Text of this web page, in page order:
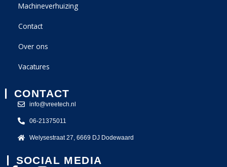
Machineverhuizing
Contact
Over ons
Vacatures
CONTACT
info@vreetech.nl
06-21375011
Welysestraat 27, 6669 DJ Dodewaard
SOCIAL MEDIA